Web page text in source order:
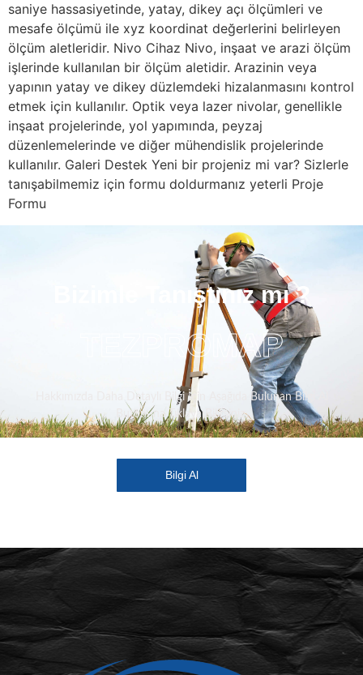
saniye hassasiyetinde, yatay, dikey açı ölçümleri ve
mesafe ölçümü ile xyz koordinat değerlerini belirleyen
ölçüm aletleridir. Nivo Cihaz Nivo, inşaat ve arazi ölçüm
işlerinde kullanılan bir ölçüm aletidir. Arazinin veya
yapının yatay ve dikey düzlemdeki hizalanmasını kontrol
etmek için kullanılır. Optik veya lazer nivolar, genellikle
inşaat projelerinde, yol yapımında, peyzaj
düzenlemelerinde ve diğer mühendislik projelerinde
kullanılır. Galeri Destek Yeni bir projeniz mi var? Sizlerle
tanışabilmemiz için formu doldurmanız yeterli Proje
Formu
Bizimle Tanıştınız mı ?
TEZPROMAP
Hakkımızda Daha Detaylı Bilgi İçin Aşağıda Bulunan Bilgi Al
Butonuna Tıklaya Bilirsiniz.
Bilgi Al